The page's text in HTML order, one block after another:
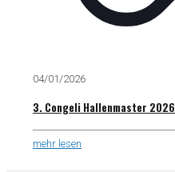
04/01/2026
3. Congeli Hallenmaster 2026
mehr lesen